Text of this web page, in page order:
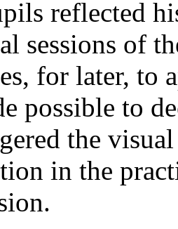
reflected
sessions of
for later, to
possible to
the
in the